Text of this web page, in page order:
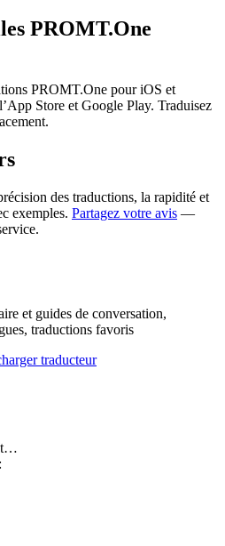
PROMT.One
PROMT.One pour iOS et
Store et Google Play. Traduisez
des traductions, la rapidité et
exemples. Partagez votre avis —
et guides de conversation,
traductions favoris